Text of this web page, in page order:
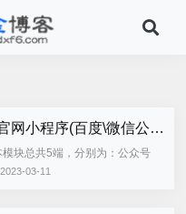
度\微信公众号\微信小程序\支付宝\抖音小程序)独立版
共5端，分别为：公众号
度小程序、支付宝小程序、......
2023-03-11